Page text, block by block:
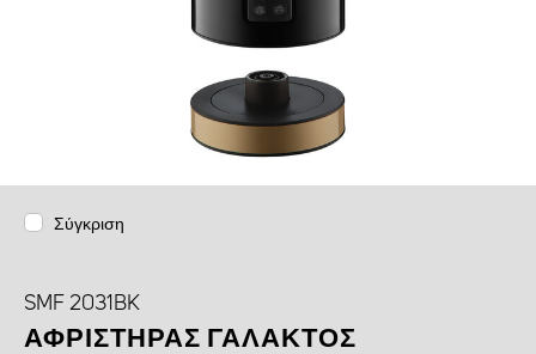
Σύγκριση
SMF 2031BK
ΑΦΡΙΣΤΉΡΑΣ ΓΆΛΑΚΤΟΣ